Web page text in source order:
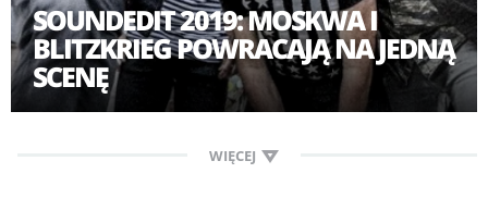
SOUNDEDIT 2019: MOSKWA I
BLITZKRIEG POWRACAJĄ NA JEDNĄ
SCENĘ
WIĘCEJ